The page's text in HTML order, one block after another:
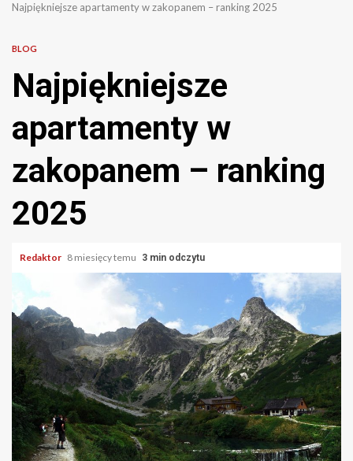
Najpiękniejsze apartamenty w zakopanem – ranking 2025
BLOG
Najpiękniejsze
apartamenty w
zakopanem – ranking
2025
Redaktor 8 miesięcy temu 3 min odczytu